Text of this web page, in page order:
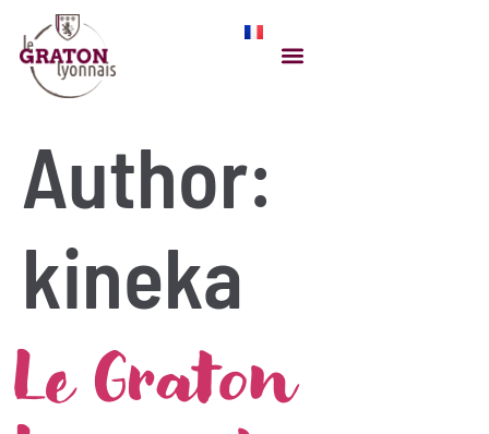
Author:
kineka
Le Graton